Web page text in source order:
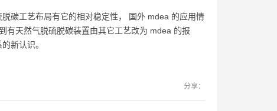
碳工艺布局有它的相对稳定性， 国外 mdea 的应用情
有天然气脱硫脱碳装置由其它工艺改为 mdea 的报
新认识。
分享：